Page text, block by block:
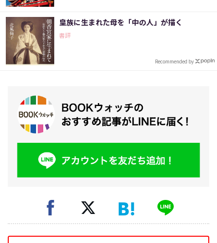
皇族に生まれた母を「中の人」が描く
書評
Recommended by